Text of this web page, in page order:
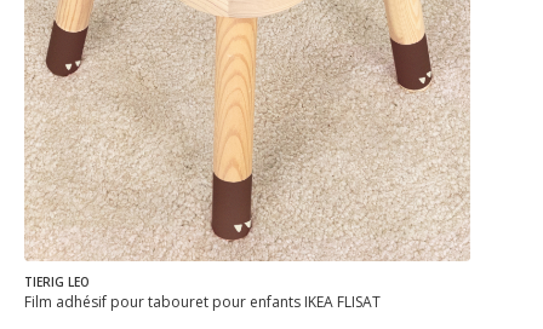
TIERIG LEO
Film adhésif pour tabouret pour enfants IKEA FLISAT